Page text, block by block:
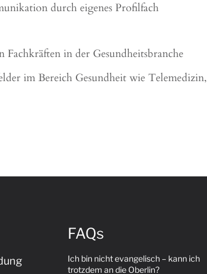
durch eigenes Profilfach
in der Gesundheitsbranche
im Bereich Gesundheit wie Telemedizin,
FAQs
Ich bin nicht evangelisch – kann ich
trotzdem an die Oberlin?